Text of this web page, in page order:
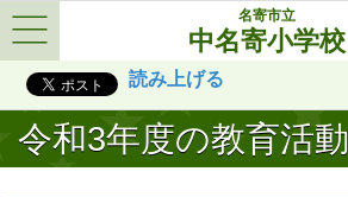
名寄市立
中名寄小学校
Menu 読み上げる
令和3年度の教育活動